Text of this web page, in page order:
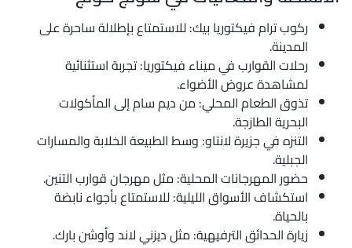
ركوب ترام فيكتوريا بيك: للاستمتاع بإطلالة ساحرة على
المدينة.
رحلات القوارب في ميناء فيكتوريا: تجربة استثنائية
لمشاهدة عروض الأضواء.
تذوق الطعام المحلي: من ديم سام إلى المأكولات
البحرية الطازجة.
التنزه في جزيرة لانتاو: وسط الطبيعة الخلابة والمسارات
الجبلية.
حضور المهرجانات المحلية: مثل مهرجان قوارب التنين.
استكشاف الأسواق الليلية: للاستمتاع بأجواء نابضة
بالحياة.
زيارة الحدائق الترفيهية: مثل ديزني لاند وأوشن بارك.